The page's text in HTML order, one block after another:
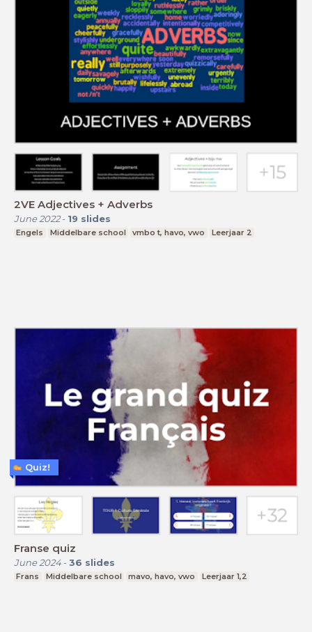
2VE Adjectives + Adverbs
June 2022- 19 slides
Engels Middelbare school vmbo t, havo, vwo Leerjaar 2
Franse quiz
June 2024- 36 slides
Frans Middelbare school mavo, havo, vwo Leerjaar 1,2
Quiz!